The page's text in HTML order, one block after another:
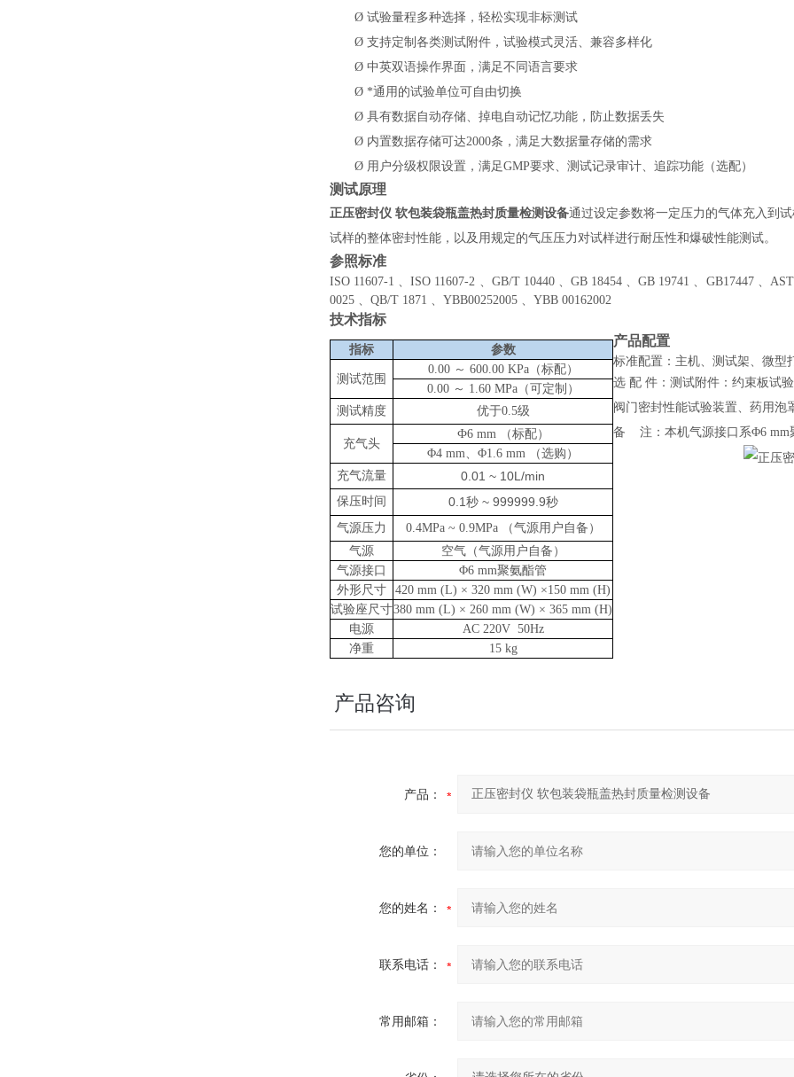
Ø 试验量程多种选择，轻松实现非标测试
Ø 支持定制各类测试附件，试验模式灵活、兼容多样化
Ø 中英双语操作界面，满足不同语言要求
Ø *通用的试验单位可自由切换
Ø 具有数据自动存储、掉电自动记忆功能，防止数据丢失
Ø 内置数据存储可达2000条，满足大数据量存储的需求
Ø 用户分级权限设置，满足GMP要求、测试记录审计、追踪功能（选配）
测试原理
正压密封仪 软包装袋瓶盖热封质量检测设备通过设定参数将一定压力的气体充入到
试样的整体密封性能，以及用规定的气压压力对试样进行耐压性和爆破性能测试。
参照标准
ISO 11607-1 、ISO 11607-2 、GB/T 10440 、GB 18454 、GB 19741 、GB17447 、
0025 、QB/T 1871 、YBB00252005 、YBB 00162002
技术指标
指标 参数
测试范围
0.00 ～ 600.00 KPa（标配）
0.00 ～ 1.60 MPa（可定制）
测试精度
优于0.5级
充气头
Ф6 mm （标配）
Φ4 mm、Φ1.6 mm （选购）
充气流量
0.01 ~ 10L/min
保压时间 0.1 秒 ~ 999999.9秒
气源压力
0.4MPa ~ 0.9MPa （气源用户自备）
气源
空气（气源用户自备）
气源接口
Φ6 mm聚氨酯管
外形尺寸
420 mm (L) × 320 mm (W) ×150 mm (H)
试验座尺寸380 mm (L) × 260 mm (W) × 365 mm (H)
电源
AC 220V 50Hz
净重
15 kg
产品配置
标准配置：主机、测试架、微型
选 配 件：测试附件：约束板试
阀门密封性能试验装置、药用泡
备
注：本机气源接口系Φ6 mm
产品咨询
产品：
您的单位：
您的姓名：
联系电话：
常用邮箱：